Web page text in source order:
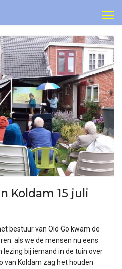
Koldam 15 juli
bestuur van Old Go kwam de
als we de mensen nu eens
lezing bij iemand in de tuin over
Koldam zag het houden